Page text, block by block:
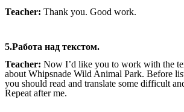
Teacher: Thank you. Good work.
5.Работа над текстом.
Teacher: Now I’d like you to work with the
about Whipsnade Wild Animal Park. Before
you should read and translate some difficult
Repeat after me.